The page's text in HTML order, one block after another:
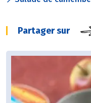
Partager sur